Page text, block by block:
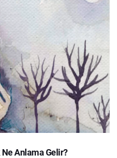
Anlama Gelir?